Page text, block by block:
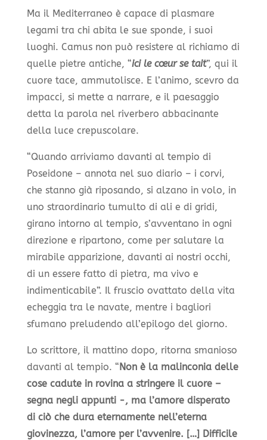
Ma il Mediterraneo è capace di plasmare
legami tra chi abita le sue sponde, i suoi
luoghi. Camus non può resistere al richiamo di
quelle pietre antiche, “ici le cœur se tait”, qui il
cuore tace, ammutolisce. E l’animo, scevro da
impacci, si mette a narrare, e il paesaggio
detta la parola nel riverbero abbacinante
della luce crepuscolare.
“Quando arriviamo davanti al tempio di
Poseidone – annota nel suo diario – i corvi,
che stanno già riposando, si alzano in volo, in
uno straordinario tumulto di ali e di gridi,
girano intorno al tempio, s’avventano in ogni
direzione e ripartono, come per salutare la
mirabile apparizione, davanti ai nostri occhi,
di un essere fatto di pietra, ma vivo e
indimenticabile”. Il fruscio ovattato della vita
echeggia tra le navate, mentre i bagliori
sfumano preludendo all’epilogo del giorno.
Lo scrittore, il mattino dopo, ritorna smanioso
davanti al tempio. “Non è la malinconia delle
cose cadute in rovina a stringere il cuore –
segna negli appunti -, ma l’amore disperato
di ciò che dura eternamente nell’eterna
giovinezza, l’amore per l’avvenire. […] Difficile